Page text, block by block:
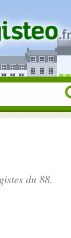
du 88.